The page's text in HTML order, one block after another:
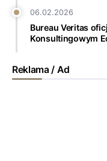
06.02.2026
Bureau Veritas
Konsultingowym
Reklama / Ad